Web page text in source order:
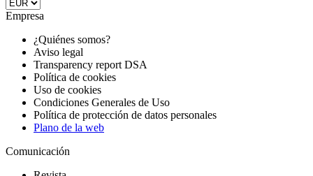
Empresa
¿Quiénes somos?
Aviso legal
Transparency report DSA
Política de cookies
Uso de cookies
Condiciones Generales de Uso
Política de protección de datos personales
Plano de la web
Comunicación